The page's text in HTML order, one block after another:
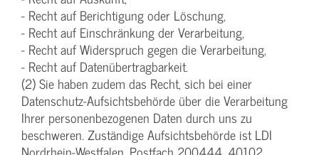
- Recht auf Berichtigung oder Löschung,
- Recht auf Einschränkung der Verarbeitung,
- Recht auf Widerspruch gegen die Verarbeitung,
- Recht auf Datenübertragbarkeit.
(2) Sie haben zudem das Recht, sich bei einer
Datenschutz-Aufsichtsbehörde über die Verarbeitung
Ihrer personenbezogenen Daten durch uns zu
beschweren. Zuständige Aufsichtsbehörde ist LDI